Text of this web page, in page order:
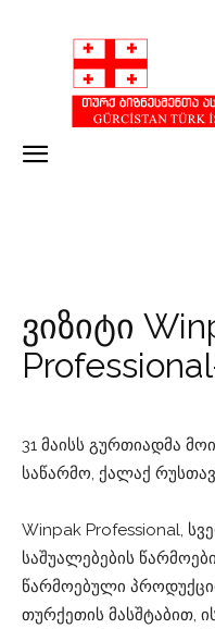
ვიზიტი
31 მაისს გურთიადმა
საწარმო, ქალაქ
Winpak Professional,
საშუალებების
წარმოებული
თურქეთის მასშტაბით,